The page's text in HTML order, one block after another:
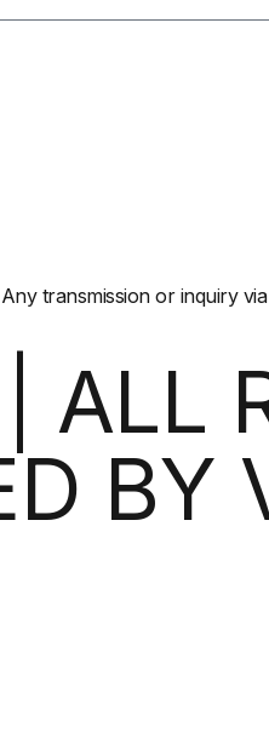
transmission or inquiry
ALL
BY